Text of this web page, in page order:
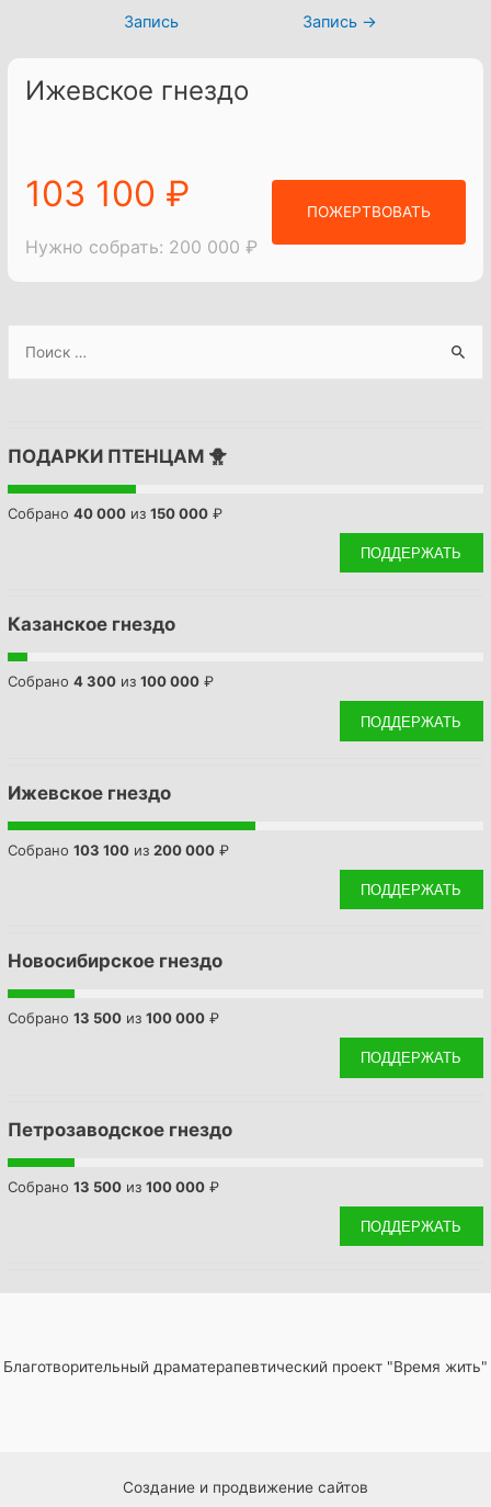
Ижевское гнездо
103 100 ₽
Нужно собрать: 200 000 ₽
ПОЖЕРТВОВАТЬ
c
h
f
ПОДАРКИ ПТЕНЦАМ 🐥
Собрано40 000 из150 000 ₽
ПОДДЕРЖАТЬ
Казанское гнездо
Собрано4 300 из100 000 ₽
ПОДДЕРЖАТЬ
Ижевское гнездо
Собрано103 100 из200 000 ₽
ПОДДЕРЖАТЬ
Новосибирское гнездо
Собрано13 500 из100 000 ₽
ПОДДЕРЖАТЬ
Петрозаводское гнездо
Собрано13 500 из100 000 ₽
ПОДДЕРЖАТЬ
Запись
Запись →
Благотворительный драматерапевтический проект "Время жить"
Создание и продвижение сайтов